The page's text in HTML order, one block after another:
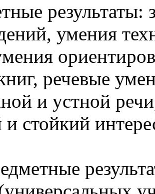
результаты:
умения
речевые
и устной
стойкий